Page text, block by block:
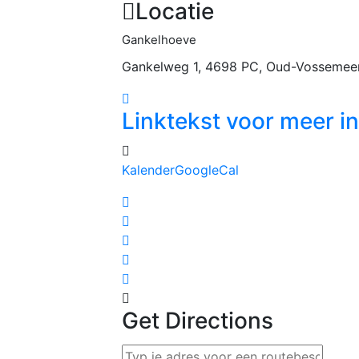
Locatie
Gankelhoeve
Gankelweg 1, 4698 PC, Oud-
Linktekst voor meer
KalenderGoogleCal
Get Directions
Address - Aardeopstellingen 1 []